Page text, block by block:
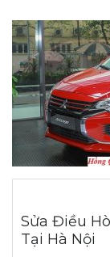
Sửa Điều
Tại Hà Nội